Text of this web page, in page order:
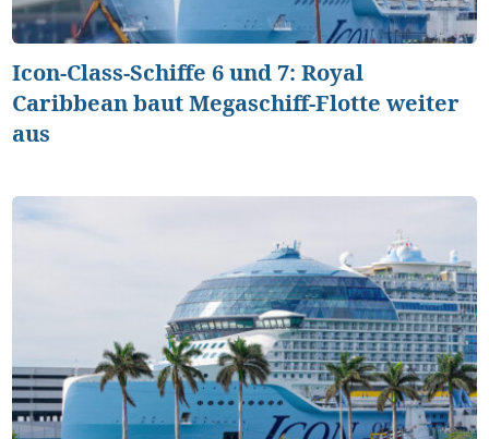
Icon-Class-Schiffe 6 und 7: Royal
Caribbean baut Megaschiff-Flotte weiter
aus